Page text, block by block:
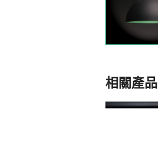
相關產品